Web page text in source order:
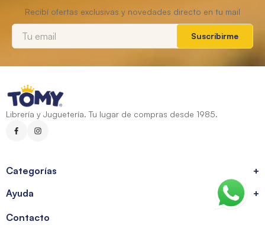
Suscribirme
Librería y Juguetería. Tu lugar de compras desde 1985.
Categorías
+
Ayuda
+
Contacto